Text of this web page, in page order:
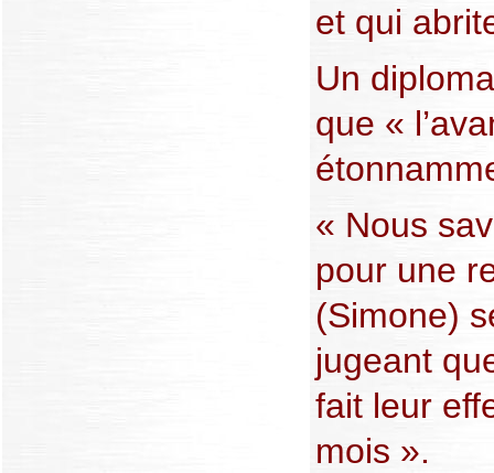
et qui
Un
que «
« Nous
pour une
(Simone)
jugeant
fait leur
mois ».